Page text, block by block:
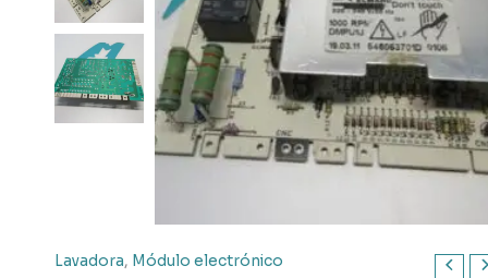
Lavadora, Módulo electrónico